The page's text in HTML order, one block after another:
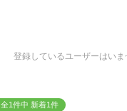
登録しているユーザーはいま
全1件中 新着1件